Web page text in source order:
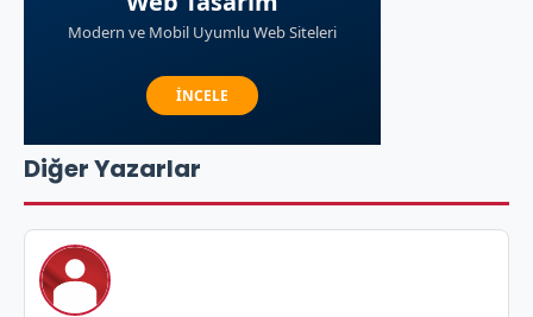
Diğer Yazarlar